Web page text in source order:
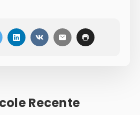
Recente